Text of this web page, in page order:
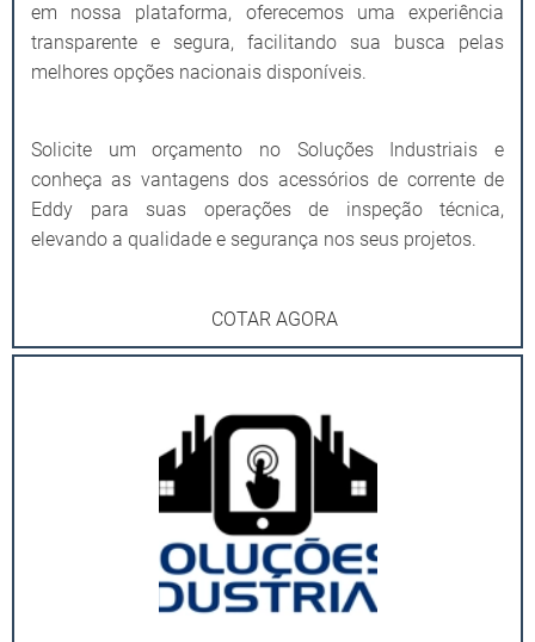
em nossa plataforma, oferecemos uma experiência
transparente e segura, facilitando sua busca pelas
melhores opções nacionais disponíveis.
Solicite um orçamento no Soluções Industriais e
conheça as vantagens dos acessórios de corrente de
Eddy para suas operações de inspeção técnica,
elevando a qualidade e segurança nos seus projetos.
COTAR AGORA